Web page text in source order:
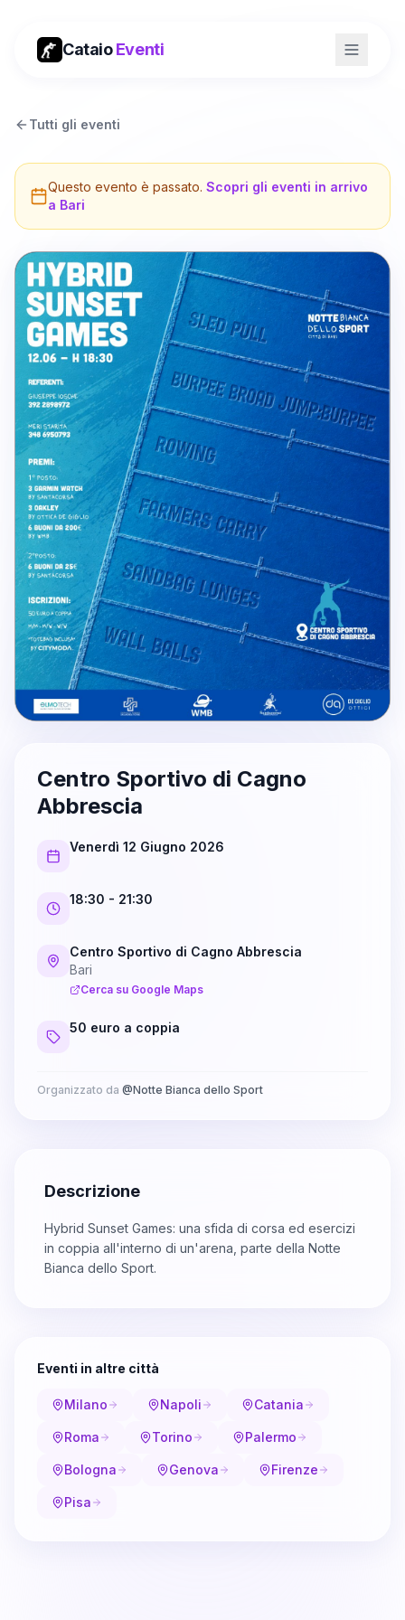
CataioEventi
Tutti gli eventi
Questo evento è passato. Scopri gli eventi in arrivo
a Bari
Centro Sportivo di Cagno
Abbrescia
Venerdì 12 Giugno 2026
18:30 - 21:30
Centro Sportivo di Cagno Abbrescia
Bari
Cerca su Google Maps
50 euro a coppia
Organizzato da @Notte Bianca dello Sport
Descrizione
Hybrid Sunset Games: una sfida di corsa ed esercizi
in coppia all'interno di un'arena, parte della Notte
Bianca dello Sport.
Eventi in altre città
Milano Napoli Catania
Roma Torino Palermo
Bologna Genova Firenze
Pisa